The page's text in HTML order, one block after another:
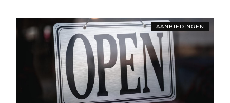
AANBIEDINGEN